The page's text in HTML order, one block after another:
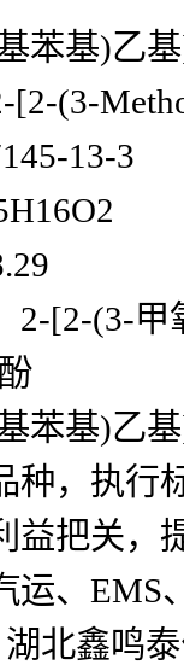
苯基)乙
[2-(3-
13-3
2-[2-(3-
苯基)乙
种，执行
益把关，
运、EMS
北鑫鸣